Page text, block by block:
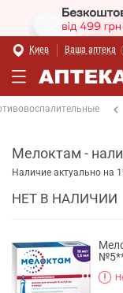
Киев Ваша аптека
Мелоктам -
Наличие актуально на
НЕТ В НАЛИЧИИ